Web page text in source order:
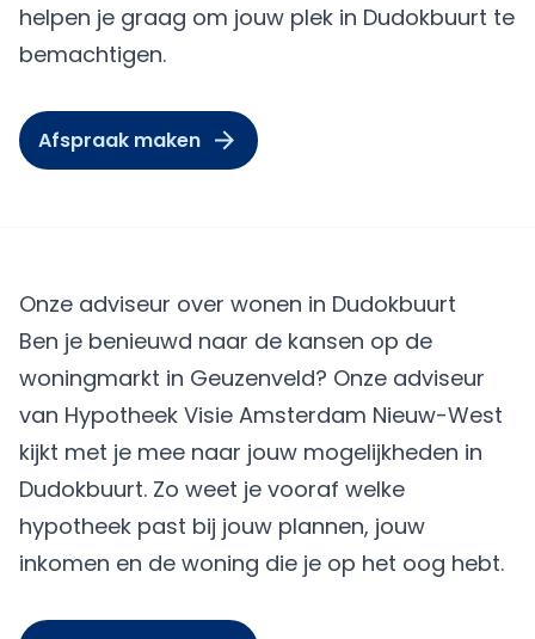
helpen je graag om jouw plek in Dudokbuurt te
bemachtigen.
Afspraak maken
Onze adviseur over wonen in Dudokbuurt
Ben je benieuwd naar de kansen op de
woningmarkt in Geuzenveld? Onze adviseur
van Hypotheek Visie Amsterdam Nieuw-West
kijkt met je mee naar jouw mogelijkheden in
Dudokbuurt. Zo weet je vooraf welke
hypotheek past bij jouw plannen, jouw
inkomen en de woning die je op het oog hebt.